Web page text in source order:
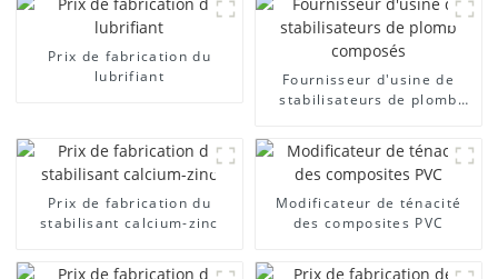
Prix ​​de fabrication du
lubrifiant
Fournisseur d'usine de
stabilisateurs de plomb
Prix ​​de fabrication du
stabilisant calcium-zinc
Modificateur de ténacité
des composites PVC